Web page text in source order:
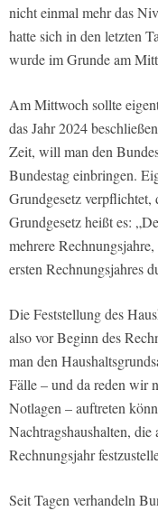
nicht einmal mehr das
hatte sich in den letzten
wurde im Grunde am
Am Mittwoch sollte
das Jahr 2024
Zeit, will man den
Bundestag einbringen.
Grundgesetz
Grundgesetz heißt es:
mehrere
ersten Rechnungsjahres
Die Feststellung des
also vor Beginn des
man den
Fälle – und da reden wir
Notlagen – auftreten
Nachtragshaushalten,
Rechnungsjahr
Seit Tagen verhandeln